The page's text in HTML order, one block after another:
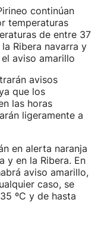
continúan
temperaturas
de entre 37
Ribera navarra y
aviso amarillo
avisos
que los
las horas
ligeramente a
en alerta naranja
y en la Ribera. En
aviso amarillo,
caso, se
ºC y de hasta